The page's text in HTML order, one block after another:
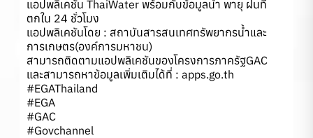
แอปพลิเคชั่น ThaiWater พร้อมกับข้อมูลน้ำ พายุ ฝนที่
ตกใน 24 ชั่วโมง
แอปพลิเคชันโดย : สถาบันสารสนเทศทรัพยากรน้ำและ
การเกษตร(องค์การมหาชน)
สามารถติดตามแอปพลิเคชันของโครงการภาครัฐGAC
และสามารถหาข้อมูลเพิ่มเติมได้ที่ : apps.go.th
#EGAThailand
#EGA
#GAC
#Govchannel